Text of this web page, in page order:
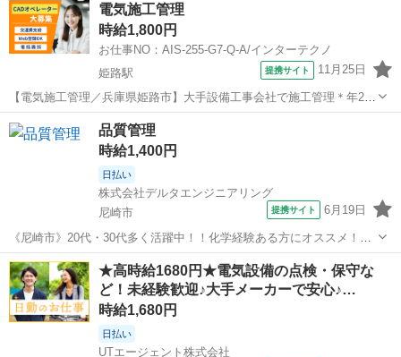
電気施工管理
時給1,800円
お仕事NO：AIS-255-G7-Q-A/インターテクノ
姫路駅
提携サイト 11月25日
【電気施工管理／兵庫県姫路市】大手設備工事会社で施工管理＊年2回
賞与あり ----------★このお仕事ならでは！★------------ 【交通アクセス】
山陽本線 姫路駅（徒歩15分） 山陽電車本線 手柄駅（徒歩...
兵庫 姫路駅
品質管理
時給1,400円
日払い
株式会社デルタエンジニアリング
尼崎市
提携サイト 6月19日
《尼崎市》20代・30代多く活躍中！！化学経験ある方にオススメ！！
未経験でも知識あればOK！！高収入！土日祝休み！！ 【仕事内容】
＼医療用製剤の品質管理＊20・30代活躍中／ 仕事内容： 私たちのチ
ームでは、胃Ｘ線検査...
兵庫 尼崎市 生産管理
★高時給1680円★電気設備の点検・保守な
ど！未経験歓迎♪大手メーカーで安心♪…
時給1,680円
日払い
UTエージェント株式会社